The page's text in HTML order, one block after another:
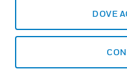
DOVE